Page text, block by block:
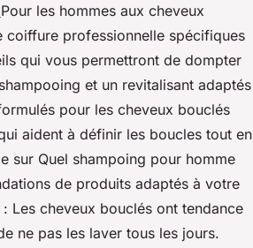
Pour les hommes aux cheveux
coiffure professionnelle spécifiques
qui vous permettront de dompter
et un revitalisant adaptés
pour les cheveux bouclés
aident à définir les boucles tout en
sur Quel shampoing pour homme
de produits adaptés à votre
Les cheveux bouclés ont tendance
ne pas les laver tous les jours.